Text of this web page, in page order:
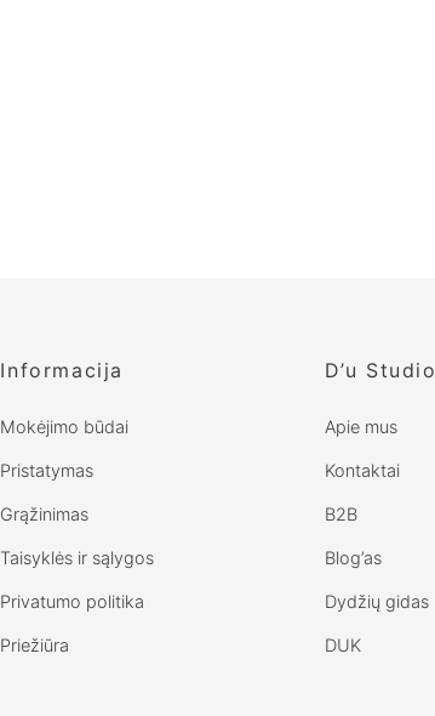
Informacija
Mokėjimo būdai
Pristatymas
Grąžinimas
Taisyklės ir sąlygos
Privatumo politika
Priežiūra
D’u Studio
Apie mus
Kontaktai
B2B
Blog’as
Dydžių gidas
DUK